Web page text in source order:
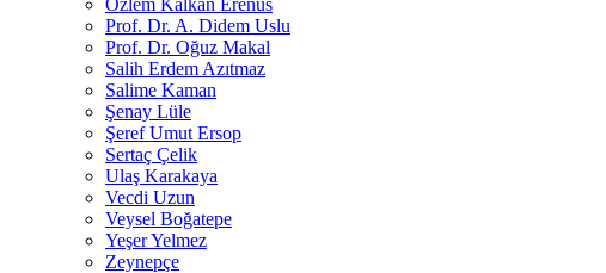
Özlem Kalkan Erenus
Prof. Dr. A. Didem Uslu
Prof. Dr. Oğuz Makal
Salih Erdem Azıtmaz
Salime Kaman
Şenay Lüle
Şeref Umut Ersop
Sertaç Çelik
Ulaş Karakaya
Vecdi Uzun
Veysel Boğatepe
Yeşer Yelmez
Zeynepçe